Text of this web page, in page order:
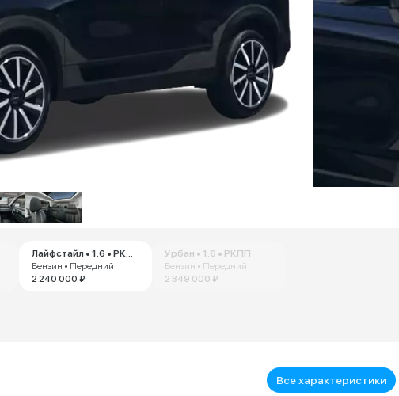
Лайфстайл • 1.6 • РКПП
Бензин • Передний
2 240 000 ₽
Урбан • 1.6 • РКПП
Бензин • Передний
2 349 000 ₽
Все характеристики